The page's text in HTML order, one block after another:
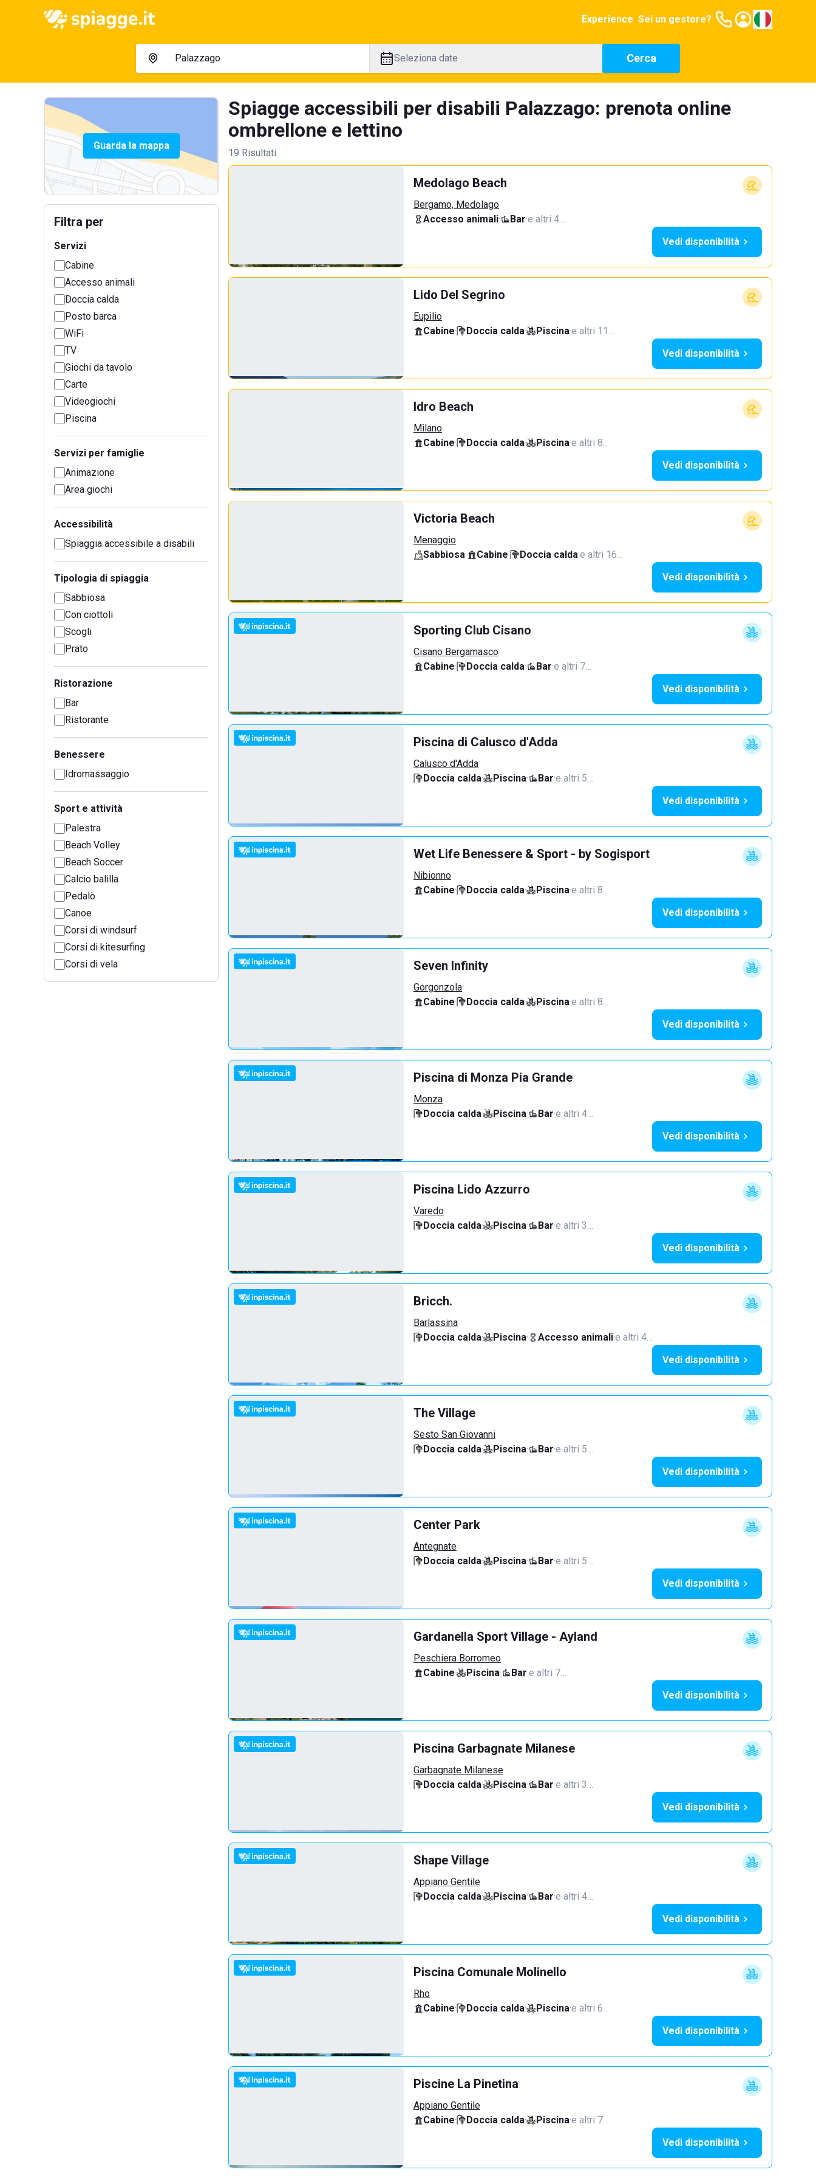
Experience Sei un gestore?
Seleziona date Cerca
Guarda la mappa
Filtra per
Servizi
Cabine
Accesso animali
Doccia calda
Posto barca
WiFi
TV
Giochi da tavolo
Carte
Videogiochi
Piscina
Servizi per famiglie
Animazione
Area giochi
Accessibilità
Spiaggia accessibile a disabili
Tipologia di spiaggia
Sabbiosa
Con ciottoli
Scogli
Prato
Ristorazione
Bar
Ristorante
Benessere
Idromassaggio
Sport e attività
Palestra
Beach Volley
Beach Soccer
Calcio balilla
Pedalò
Canoe
Corsi di windsurf
Corsi di kitesurfing
Corsi di vela
Spiagge accessibili per disabili Palazzago: prenota online
ombrellone e lettino
19 Risultati
Medolago Beach
Bergamo, Medolago
Accesso animali· Bar·e altri 4…
Vedi disponibilità
Lido Del Segrino
Eupilio
Cabine· Doccia calda· Piscina·e altri 11…
Vedi disponibilità
Idro Beach
Milano
Cabine· Doccia calda· Piscina·e altri 8…
Vedi disponibilità
Victoria Beach
Menaggio
Sabbiosa· Cabine· Doccia calda·e altri 16…
Vedi disponibilità
Sporting Club Cisano
Cisano Bergamasco
Cabine· Doccia calda· Bar·e altri 7…
Vedi disponibilità
Piscina di Calusco d'Adda
Calusco d'Adda
Doccia calda· Piscina· Bar·e altri 5…
Vedi disponibilità
Wet Life Benessere & Sport - by Sogisport
Nibionno
Cabine· Doccia calda· Piscina·e altri 8…
Vedi disponibilità
Seven Infinity
Gorgonzola
Cabine· Doccia calda· Piscina·e altri 8…
Vedi disponibilità
Piscina di Monza Pia Grande
Monza
Doccia calda· Piscina· Bar·e altri 4…
Vedi disponibilità
Piscina Lido Azzurro
Varedo
Doccia calda· Piscina· Bar·e altri 3…
Vedi disponibilità
Bricch.
Barlassina
Doccia calda· Piscina· Accesso animali·e altri 4…
Vedi disponibilità
The Village
Sesto San Giovanni
Doccia calda· Piscina· Bar·e altri 5…
Vedi disponibilità
Center Park
Antegnate
Doccia calda· Piscina· Bar·e altri 5…
Vedi disponibilità
Gardanella Sport Village - Ayland
Peschiera Borromeo
Cabine· Piscina· Bar·e altri 7…
Vedi disponibilità
Piscina Garbagnate Milanese
Garbagnate Milanese
Doccia calda· Piscina· Bar·e altri 3…
Vedi disponibilità
Shape Village
Appiano Gentile
Doccia calda· Piscina· Bar·e altri 4…
Vedi disponibilità
Piscina Comunale Molinello
Rho
Cabine· Doccia calda· Piscina·e altri 6…
Vedi disponibilità
Piscine La Pinetina
Appiano Gentile
Cabine· Doccia calda· Piscina·e altri 7…
Vedi disponibilità